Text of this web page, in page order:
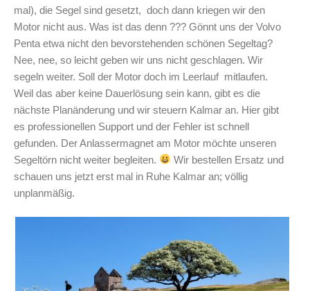
mal), die Segel sind gesetzt, doch dann kriegen wir den
Motor nicht aus. Was ist das denn ??? Gönnt uns der Volvo
Penta etwa nicht den bevorstehenden schönen Segeltag?
Nee, nee, so leicht geben wir uns nicht geschlagen. Wir
segeln weiter. Soll der Motor doch im Leerlauf mitlaufen.
Weil das aber keine Dauerlösung sein kann, gibt es die
nächste Planänderung und wir steuern Kalmar an. Hier gibt
es professionellen Support und der Fehler ist schnell
gefunden. Der Anlassermagnet am Motor möchte unseren
Segeltörn nicht weiter begleiten.
Wir bestellen Ersatz und
schauen uns jetzt erst mal in Ruhe Kalmar an; völlig
unplanmäßig.